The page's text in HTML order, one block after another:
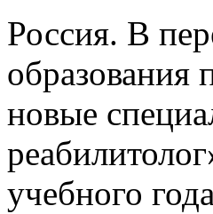
Россия. В
образования
новые
учебного